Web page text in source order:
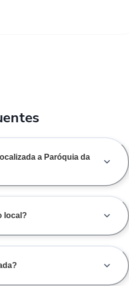
a Paróquia da
local?